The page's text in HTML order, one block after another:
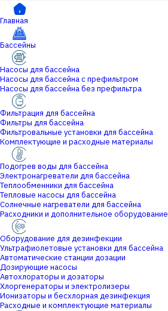
Главная
Бассейны
Насосы для бассейна
Насосы для бассейна с префильтром
Насосы для бассейна без префильтра
Фильтрация для бассейна
Фильтры для бассейна
Фильтровальные установки для бассейна
Комплектующие и расходные материалы
Подогрев воды для бассейна
Электронагреватели для бассейна
Теплообменники для бассейна
Тепловые насосы для бассейна
Солнечные нагреватели для бассейна
Расходники и дополнительное оборудование
Оборудование для дезинфекции
Ультрафиолетовые установки для бассейна
Автоматические станции дозации
Дозирующие насосы
Автохлораторы и дозаторы
Хлоргенераторы и электролизеры
Ионизаторы и бесхлорная дезинфекция
Расходные и комплектующие материалы